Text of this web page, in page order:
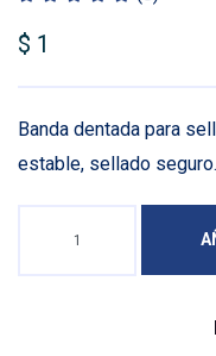
$ 1
Banda dentada para
estable, sellado seguro.